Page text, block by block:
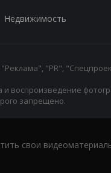
Недвижимость
"PR",
воспроизведение
запрещено.
свои